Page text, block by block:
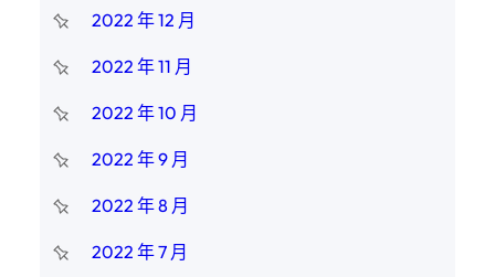
2022 年 12 月
2022 年 11 月
2022 年 10 月
2022 年 9 月
2022 年 8 月
2022 年 7 月